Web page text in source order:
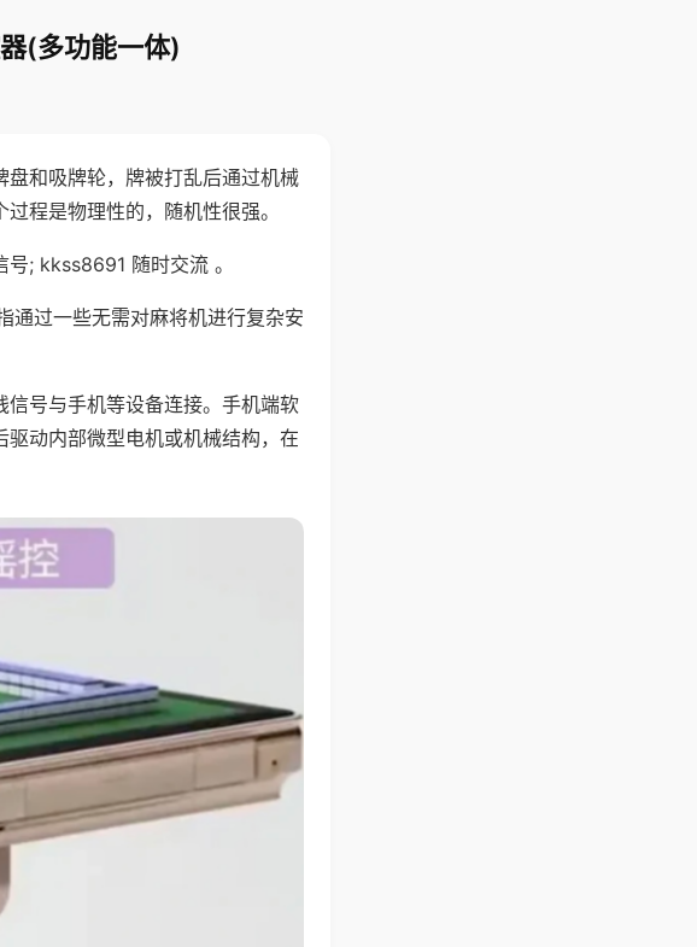
(多功能一体)
和吸牌轮，牌被打乱后通过机械
程是物理性的，随机性很强。
; kkss8691 随时交流 。
通过一些无需对麻将机进行复杂安
号与手机等设备连接。手机端软
动内部微型电机或机械结构，在